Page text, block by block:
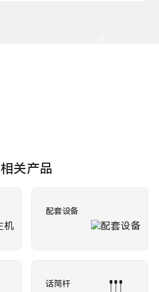
相关产品
配套设备
话筒杆